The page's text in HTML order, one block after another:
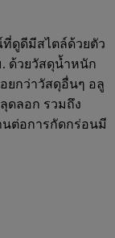
ดูดีมีสไตล์ด้วยตัว
. ด้วยวัสดุน้ำหนัก
ยกว่าวัสดุอื่นๆ อลู
ดลอก รวมถึง
ต่อการกัดกร่อนมี